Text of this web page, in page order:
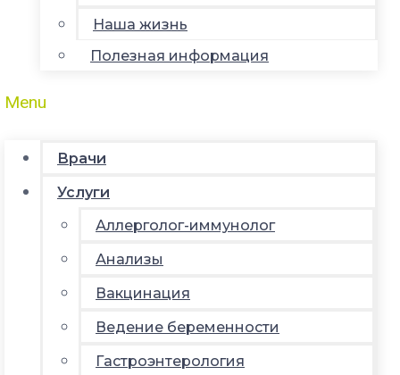
Наша жизнь
Полезная информация
Menu
Врачи
Услуги
Аллерголог-иммунолог
Анализы
Вакцинация
Ведение беременности
Гастроэнтерология